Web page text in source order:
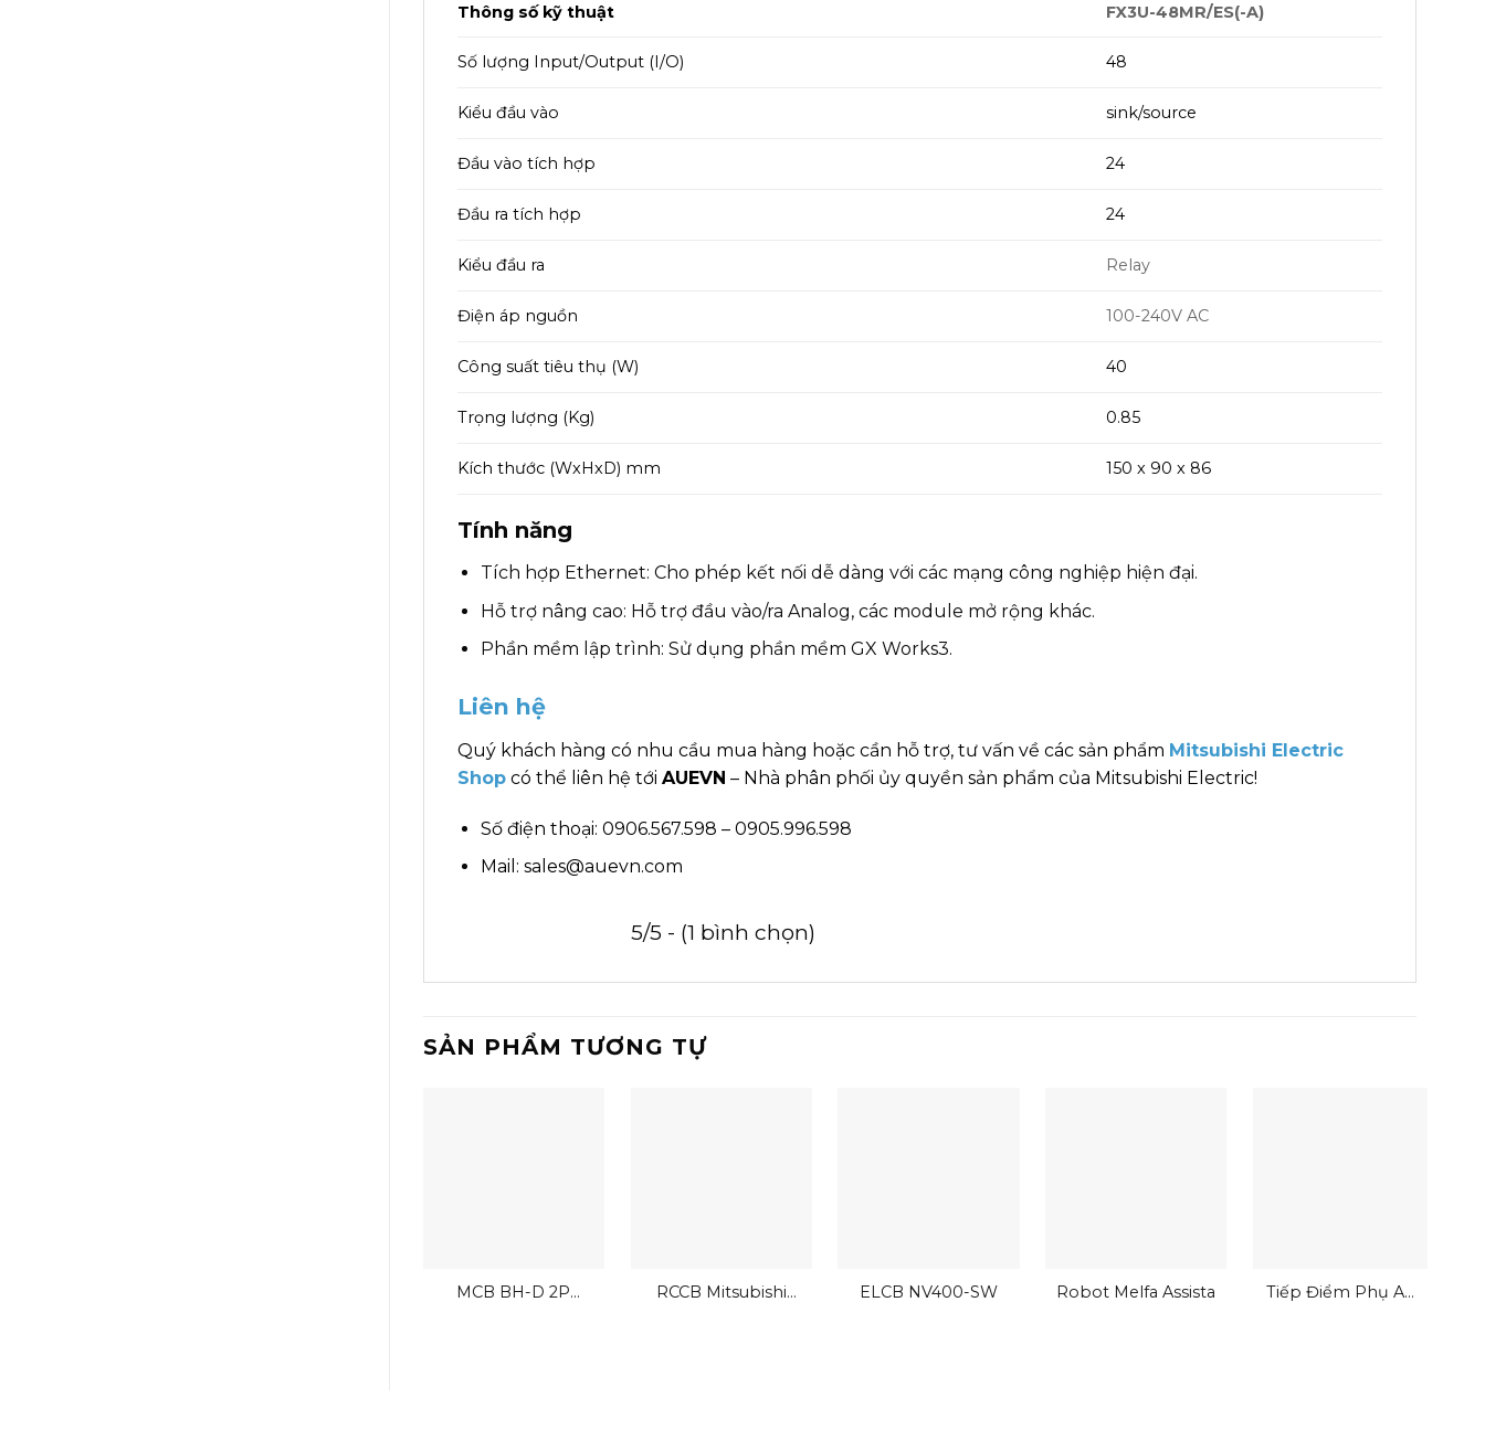
Thông số kỹ thuật FX3U-48MR/ES(-A)
Số lượng Input/Output (I/O) 48
Kiểu đầu vào sink/source
Đầu vào tích hợp 24
Đầu ra tích hợp 24
Kiểu đầu ra Relay
Điện áp nguồn 100-240V AC
Công suất tiêu thụ (W) 40
Trọng lượng (Kg) 0.85
Kích thước (WxHxD) mm 150 x 90 x 86
Tính năng
Tích hợp Ethernet: Cho phép kết nối dễ dàng với các mạng công nghiệp hiện đại.
Hỗ trợ nâng cao: Hỗ trợ đầu vào/ra Analog, các module mở rộng khác.
Phần mềm lập trình: Sử dụng phần mềm GX Works3.
Liên hệ
Quý khách hàng có nhu cầu mua hàng hoặc cần hỗ trợ, tư vấn về các sản phẩm Mitsubishi Electric
Shop có thể liên hệ tới AUEVN – Nhà phân phối ủy quyền sản phẩm của Mitsubishi Electric!
Số điện thoại: 0906.567.598 – 0905.996.598
Mail: sales@auevn.com
5/5 - (1 bình chọn)
SẢN PHẨM TƯƠNG TỰ
MCB BH-D 2P
RCCB Mitsubishi
ELCB NV400-SW Robot Melfa Assista
Tiếp Điểm Phụ AL-